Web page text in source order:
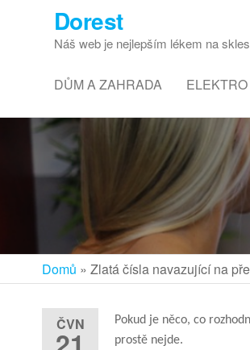
Dorest
Náš web je nejlepším lékem na
DŮM A ZAHRADA ELEKTRO
Domů » Zlatá čísla navazující na
ČVN
Pokud je něco, co
prostě nejde.